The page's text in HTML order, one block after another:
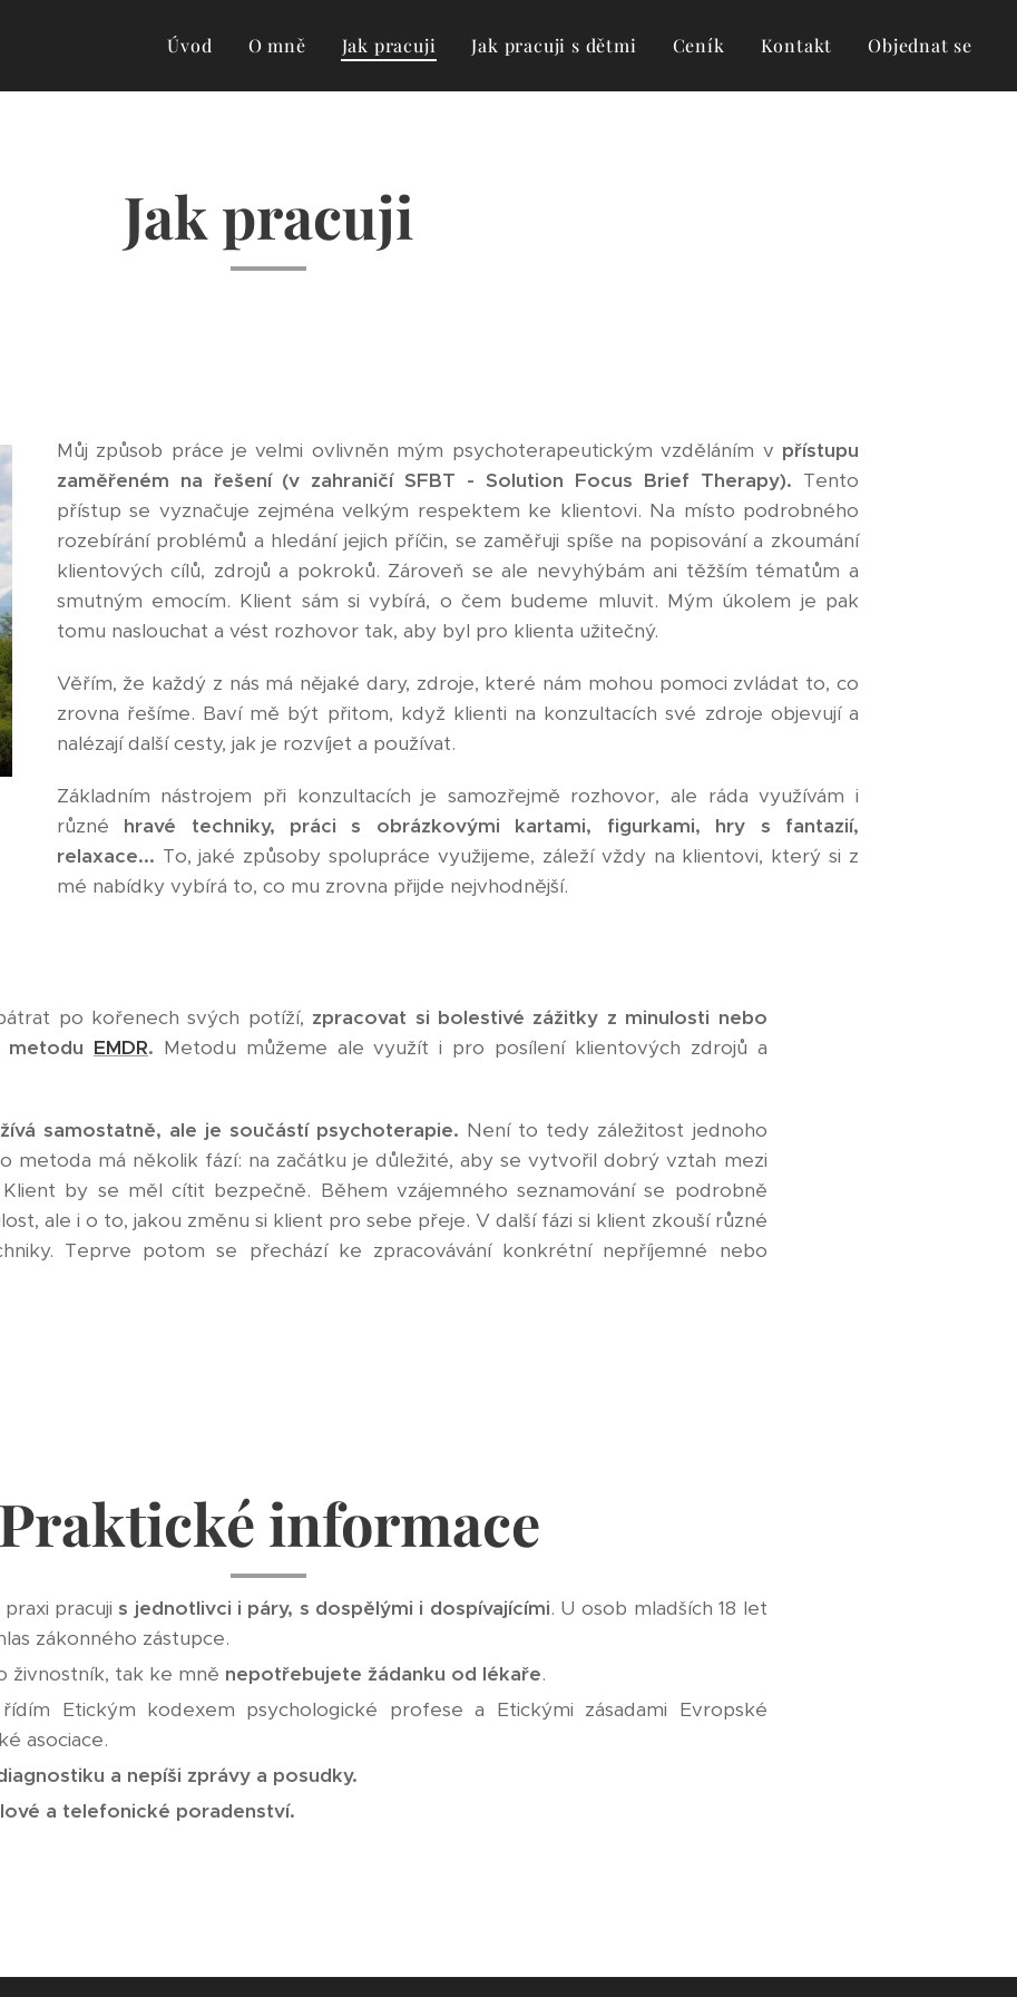
Úvod O mně Jak pracuji Jak pracuji s dětmi Ceník Kontakt Objednat se
Jak pracuji
Můj způsob práce je velmi ovlivněn mým psychoterapeutickým vzděláním v přístupu
zaměřeném na řešení (v zahraničí SFBT - Solution Focus Brief Therapy). Tento
přístup se vyznačuje zejména velkým respektem ke klientovi. Na místo podrobného
rozebírání problémů a hledání jejich příčin, se zaměřuji spíše na popisování a zkoumání
klientových cílů, zdrojů a pokroků. Zároveň se ale nevyhýbám ani těžším tématům a
smutným emocím. Klient sám si vybírá, o čem budeme mluvit. Mým úkolem je pak
tomu naslouchat a vést rozhovor tak, aby byl pro klienta užitečný.
Věřím, že každý z nás má nějaké dary, zdroje, které nám mohou pomoci zvládat to, co
zrovna řešíme. Baví mě být přitom, když klienti na konzultacích své zdroje objevují a
nalézají další cesty, jak je rozvíjet a používat.
Základním nástrojem při konzultacích je samozřejmě rozhovor, ale ráda využívám i
různé hravé techniky, práci s obrázkovými kartami, figurkami, hry s fantazií,
relaxace... To, jaké způsoby spolupráce využijeme, záleží vždy na klientovi, který si z
mé nabídky vybírá to, co mu zrovna přijde nejvhodnější.
po kořenech svých potíží, zpracovat si bolestivé zážitky z minulosti nebo
metodu EMDR. Metodu můžeme ale využít i pro posílení klientových zdrojů a
samostatně, ale je součástí psychoterapie. Není to tedy záležitost jednoho
metoda má několik fází: na začátku je důležité, aby se vytvořil dobrý vztah mezi
by se měl cítit bezpečně. Během vzájemného seznamování se podrobně
ale i o to, jakou změnu si klient pro sebe přeje. V další fázi si klient zkouší různé
Teprve potom se přechází ke zpracovávání konkrétní nepříjemné nebo
Praktické informace
pracujis jednotlivci i páry, s dospělými i dospívajícími. U osob mladších 18 let
zákonného zástupce.
živnostník, tak ke mně nepotřebujete žádanku od lékaře.
Etickým kodexem psychologické profese a Etickými zásadami Evropské
asociace.
a nepíši zprávy a posudky.
a telefonické poradenství.